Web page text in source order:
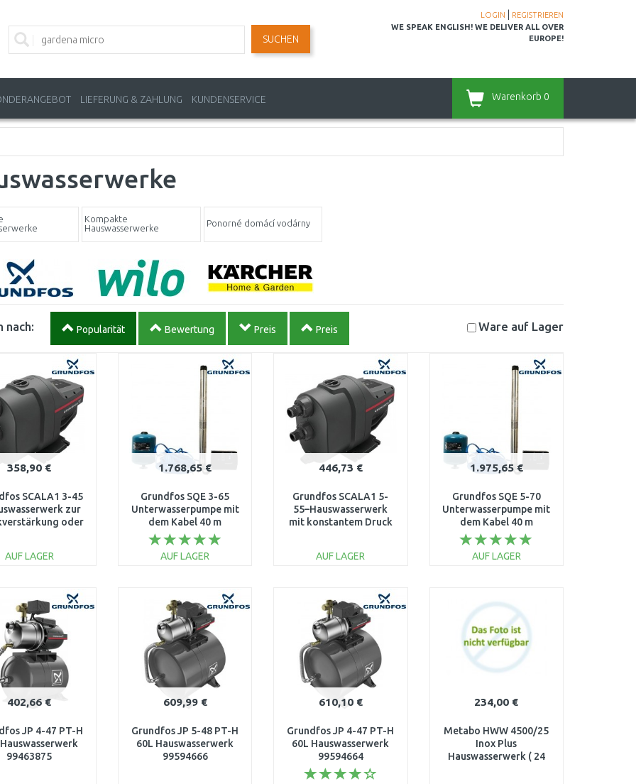
LOGIN
REGISTRIEREN
WE SPEAK ENGLISH! WE DELIVER ALL OVER
EUROPE!
SUCHEN
LIEFERUNG & ZAHLUNG KUNDENSERVICE Warenkorb 0
Kompakte
Hauswasserwerke
Ponorné domácí vodárny
nach: Popularität Bewertung Preis Preis Ware auf Lager
358,90 €
SCALA1 3-45
zur
oder
AUF LAGER
Vergleichen
1.768,65 €
Grundfos SQE 3-65
Unterwasserpumpe mit
dem Kabel 40 m
96524501
AUF LAGER
Vergleichen
446,73 €
Grundfos SCALA1 5-
55–Hauswasserwerk
mit konstantem Druck
AUF LAGER
Vergleichen
1.975,65 €
Grundfos SQE 5-70
Unterwasserpumpe mit
dem Kabel 40 m
96524503
AUF LAGER
Vergleichen
402,66 €
JP 4-47 PT-H
99463875
609,99 €
Grundfos JP 5-48 PT-H
60L Hauswasserwerk
99594666
610,10 €
Grundfos JP 4-47 PT-H
60L Hauswasserwerk
99594664
234,00 €
Metabo HWW 4500/25
Inox Plus
Hauswasserwerk ( 24